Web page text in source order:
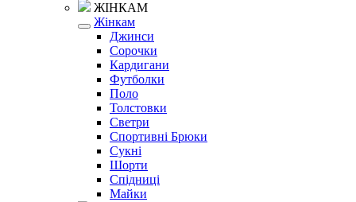
ЖІНКАМ
Жінкам
Джинси
Сорочки
Кардигани
Футболки
Поло
Толстовки
Светри
Спортивні Брюки
Сукні
Шорти
Спідниці
Майки